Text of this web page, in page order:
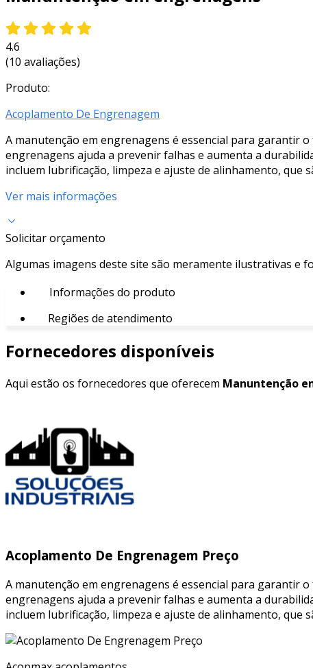
4.6
(10 avaliações)
Produto:
Acoplamento De Engrenagem
A manutenção em engrenagens é essencial para garantir
engrenagens ajuda a prevenir falhas e aumenta a
incluem lubrificação, limpeza e ajuste de alinhamento, que
Ver mais informações
Solicitar orçamento
Algumas imagens deste site são meramente ilustrativas e
Informações do produto
Regiões de atendimento
Fornecedores disponíveis
Aqui estão os fornecedores que oferecem Manuntenção
Acoplamento De Engrenagem Preço
A manutenção em engrenagens é essencial para garantir
engrenagens ajuda a prevenir falhas e aumenta a
incluem lubrificação, limpeza e ajuste de alinhamento, que